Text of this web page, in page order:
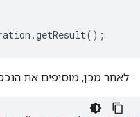
.getResult();
לאחר מכן, מוסיפים את